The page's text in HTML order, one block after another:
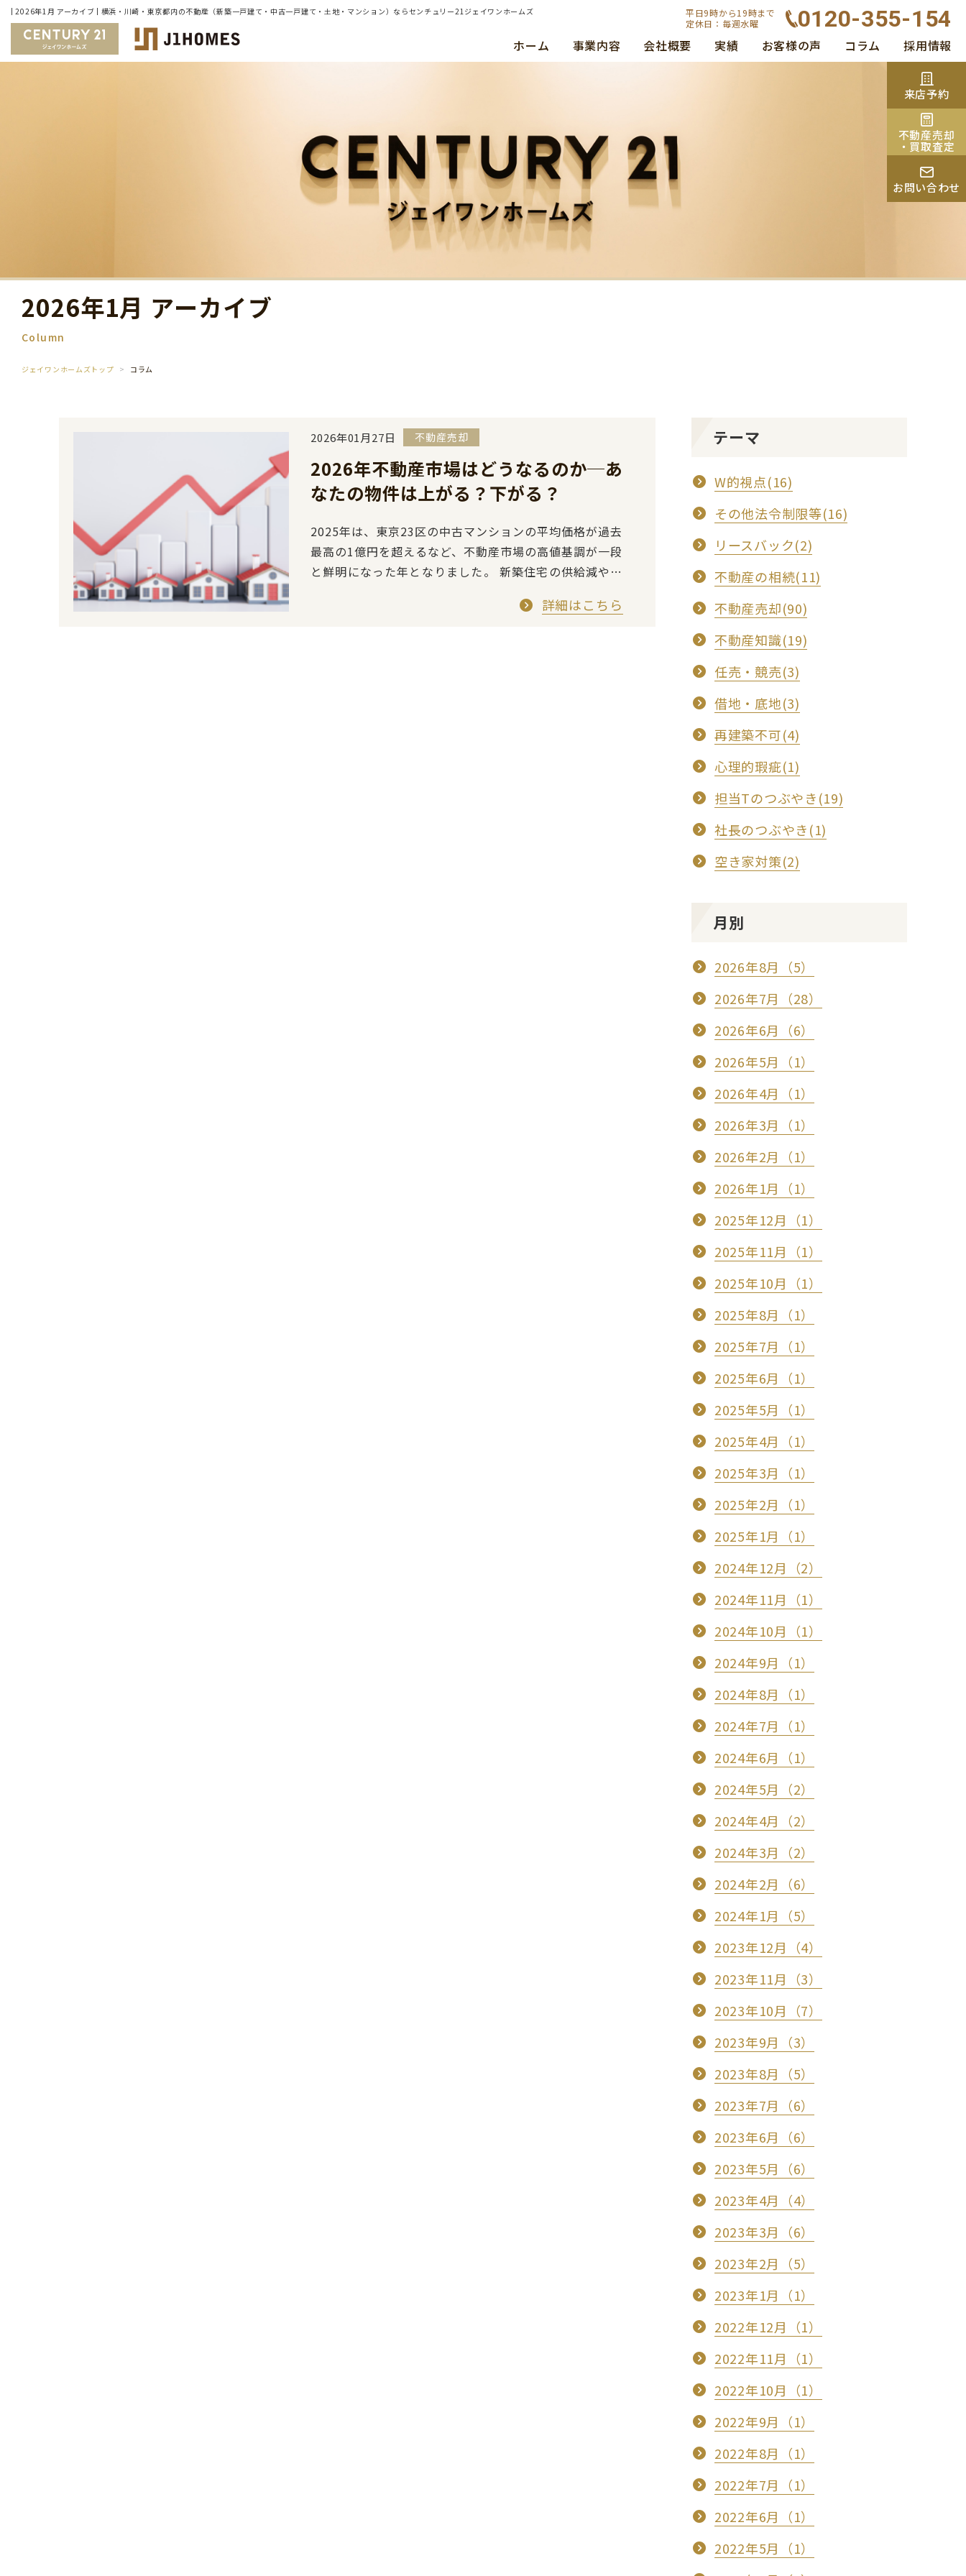
| 2026年1月 アーカイブ | 横浜・川崎・東京都内の不動産（新築一戸建て・中古一戸建て・土地・マンション）ならセンチュリー21ジェイワンホームズ
平日9時から19時まで
定休日：毎週水曜
0120-355-154
ホーム 事業内容 会社概要 実績 お客様の声 コラム 採用情報
来店予約
不動産売却
・買取査定
お問い合わせ
2026年1月 アーカイブ
Column
ジェイワンホームズトップ コラム
2026年01月27日 不動産売却
2026年不動産市場はどうなるのか─あ
なたの物件は上がる？下がる？
2025年は、東京23区の中古マンションの平均価格が過去
最高の1億円を超えるなど、不動産市場の高値基調が一段
と鮮明になった年となりました。 新築住宅の供給減や建
詳細はこちら
テーマ
W的視点(16)
その他法令制限等(16)
リースバック(2)
不動産の相続(11)
不動産売却(90)
不動産知識(19)
任売・競売(3)
借地・底地(3)
再建築不可(4)
心理的瑕疵(1)
担当Tのつぶやき(19)
社長のつぶやき(1)
空き家対策(2)
月別
2026年8月（5）
2026年7月（28）
2026年6月（6）
2026年5月（1）
2026年4月（1）
2026年3月（1）
2026年2月（1）
2026年1月（1）
2025年12月（1）
2025年11月（1）
2025年10月（1）
2025年8月（1）
2025年7月（1）
2025年6月（1）
2025年5月（1）
2025年4月（1）
2025年3月（1）
2025年2月（1）
2025年1月（1）
2024年12月（2）
2024年11月（1）
2024年10月（1）
2024年9月（1）
2024年8月（1）
2024年7月（1）
2024年6月（1）
2024年5月（2）
2024年4月（2）
2024年3月（2）
2024年2月（6）
2024年1月（5）
2023年12月（4）
2023年11月（3）
2023年10月（7）
2023年9月（3）
2023年8月（5）
2023年7月（6）
2023年6月（6）
2023年5月（6）
2023年4月（4）
2023年3月（6）
2023年2月（5）
2023年1月（1）
2022年12月（1）
2022年11月（1）
2022年10月（1）
2022年9月（1）
2022年8月（1）
2022年7月（1）
2022年6月（1）
2022年5月（1）